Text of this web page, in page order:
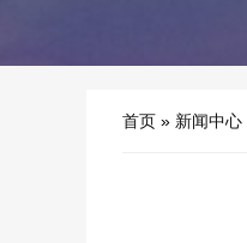
首页 » 新闻中心